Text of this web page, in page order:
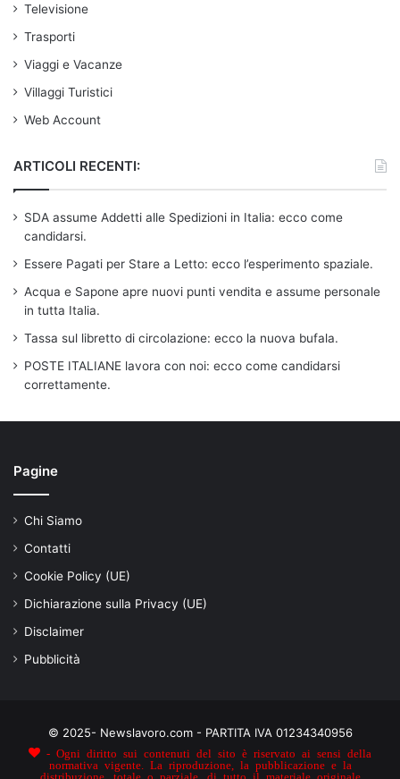
Televisione
Trasporti
Viaggi e Vacanze
Villaggi Turistici
Web Account
ARTICOLI RECENTI:
SDA assume Addetti alle Spedizioni in Italia: ecco come
candidarsi.
Essere Pagati per Stare a Letto: ecco l’esperimento spaziale.
Acqua e Sapone apre nuovi punti vendita e assume personale
in tutta Italia.
Tassa sul libretto di circolazione: ecco la nuova bufala.
POSTE ITALIANE lavora con noi: ecco come candidarsi
correttamente.
Pagine
Chi Siamo
Contatti
Cookie Policy (UE)
Dichiarazione sulla Privacy (UE)
Disclaimer
Pubblicità
© 2025- Newslavoro.com - PARTITA IVA 01234340956
- Ogni diritto sui contenuti del sito è riservato ai sensi della
normativa vigente. La riproduzione, la pubblicazione e la
distribuzione, totale o parziale, di tutto il materiale originale